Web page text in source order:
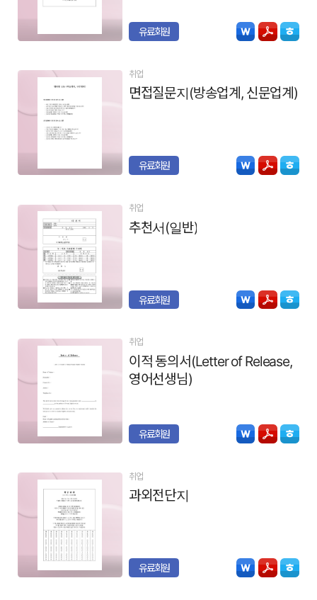
유료회원
취업
면접질문지(방송업계, 신문업계)
유료회원
취업
추천서(일반)
유료회원
취업
이적 동의서(Letter of Release,
영어선생님)
유료회원
취업
과외전단지
유료회원